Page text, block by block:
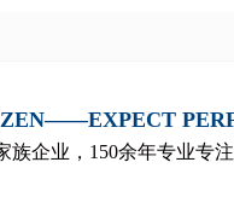
族企业，150余年专业专